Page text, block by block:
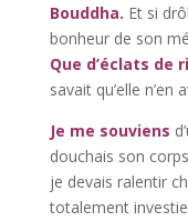
Bouddha. Et si
bonheur de son
Que d’éclats de
savait qu’elle
Je me souviens
douchais son
je devais ralentir
totalement